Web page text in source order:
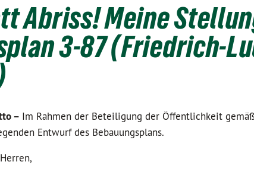
Abriss! Meine
3-87 (Friedrich-
– Im Rahmen der Beteiligung der Öffentlichkeit
Entwurf des Bebauungsplans.